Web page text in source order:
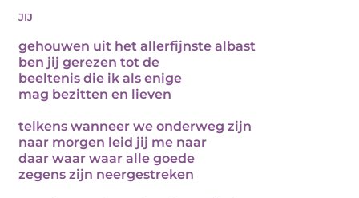
jij
gehouwen uit het allerfijnste albast
ben jij gerezen tot de
beeltenis die ik als enige
mag bezitten en lieven
telkens wanneer we onderweg zijn
naar morgen leid jij me naar
daar waar waar alle goede
zegens zijn neergestreken